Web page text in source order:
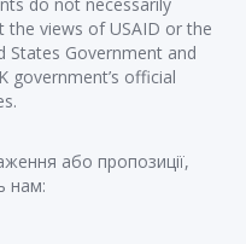
the views of USAID or the
States Government and
government’s official
або пропозиції,
нам: